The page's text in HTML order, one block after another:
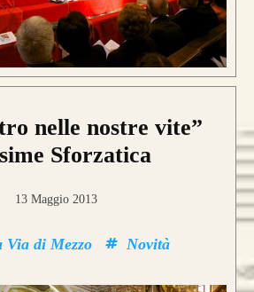
nelle nostre vite”
Sforzatica
13 Maggio 2013
Via di Mezzo Novità